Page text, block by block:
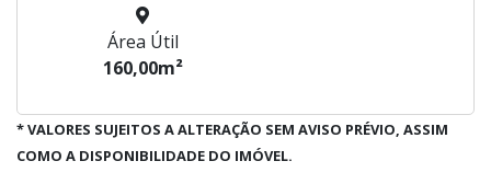
Área Útil
160,00m²
* VALORES SUJEITOS A ALTERAÇÃO SEM AVISO PRÉVIO, ASSIM
COMO A DISPONIBILIDADE DO IMÓVEL.